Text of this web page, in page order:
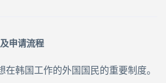
申请流程
韩国工作的外国国民的重要制度。